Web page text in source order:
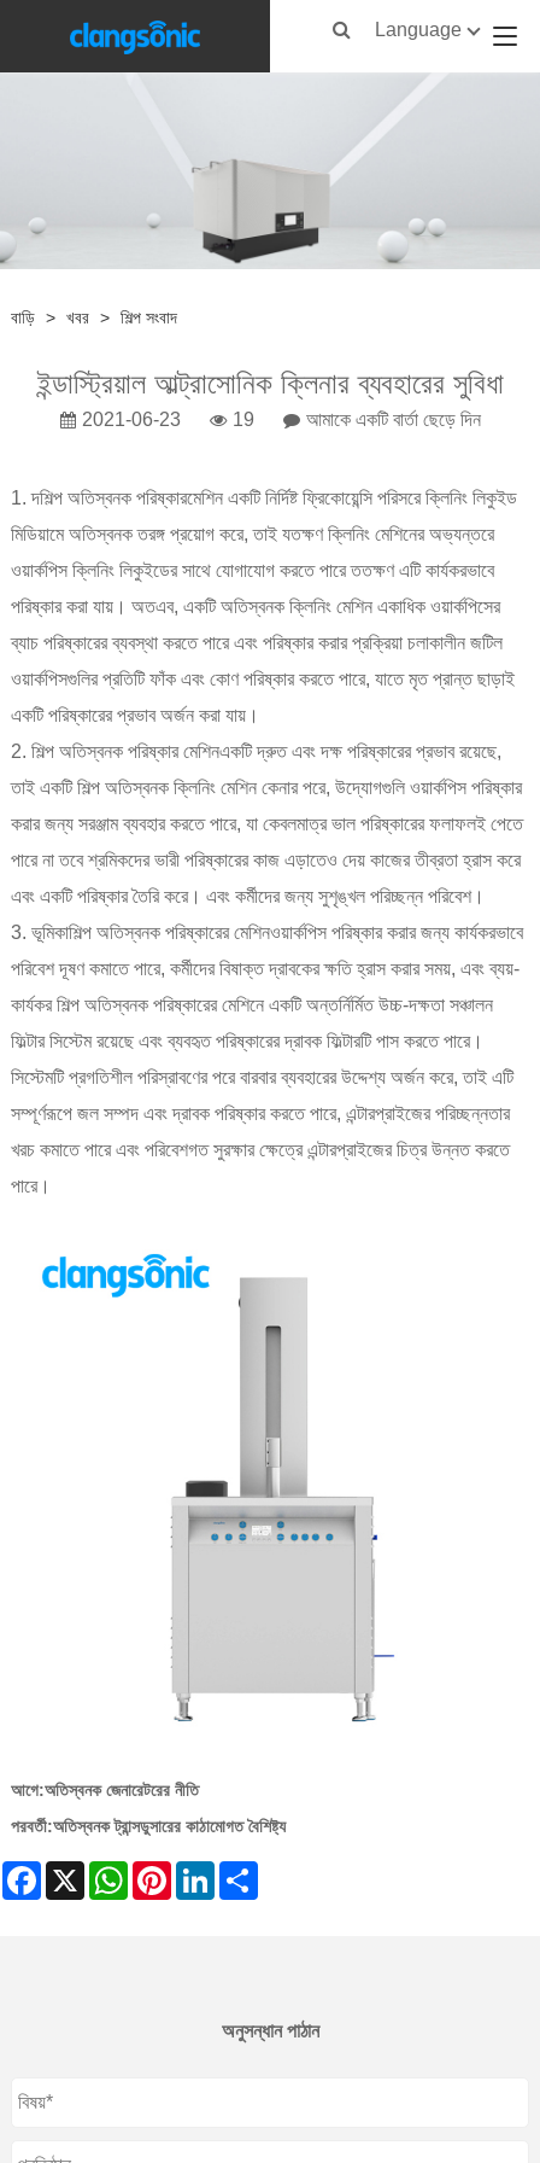
Language
বাড়ি > খবর > শিল্প সংবাদ
ইন্ডাস্ট্রিয়াল আল্ট্রাসোনিক ক্লিনার ব্যবহারের সুবিধা
2021-06-23 19 আমাকে একটি বার্তা ছেড়ে দিন
1. দশিল্প অতিস্বনক পরিষ্কারমেশিন একটি নির্দিষ্ট ফ্রিকোয়েন্সি পরিসরে ক্লিনিং লিকুইড
মিডিয়ামে অতিস্বনক তরঙ্গ প্রয়োগ করে, তাই যতক্ষণ ক্লিনিং মেশিনের অভ্যন্তরে
ওয়ার্কপিস ক্লিনিং লিকুইডের সাথে যোগাযোগ করতে পারে ততক্ষণ এটি কার্যকরভাবে
পরিষ্কার করা যায়। অতএব, একটি অতিস্বনক ক্লিনিং মেশিন একাধিক ওয়ার্কপিসের
ব্যাচ পরিষ্কারের ব্যবস্থা করতে পারে এবং পরিষ্কার করার প্রক্রিয়া চলাকালীন জটিল
ওয়ার্কপিসগুলির প্রতিটি ফাঁক এবং কোণ পরিষ্কার করতে পারে, যাতে মৃত প্রান্ত ছাড়াই
একটি পরিষ্কারের প্রভাব অর্জন করা যায়।
2. শিল্প অতিস্বনক পরিষ্কার মেশিনএকটি দ্রুত এবং দক্ষ পরিষ্কারের প্রভাব রয়েছে,
তাই একটি শিল্প অতিস্বনক ক্লিনিং মেশিন কেনার পরে, উদ্যোগগুলি ওয়ার্কপিস পরিষ্কার
করার জন্য সরঞ্জাম ব্যবহার করতে পারে, যা কেবলমাত্র ভাল পরিষ্কারের ফলাফলই পেতে
পারে না তবে শ্রমিকদের ভারী পরিষ্কারের কাজ এড়াতেও দেয় কাজের তীব্রতা হ্রাস করে
এবং একটি পরিষ্কার তৈরি করে। এবং কর্মীদের জন্য সুশৃঙ্খল পরিচ্ছন্ন পরিবেশ।
3. ভূমিকাশিল্প অতিস্বনক পরিষ্কারের মেশিনওয়ার্কপিস পরিষ্কার করার জন্য কার্যকরভাবে
পরিবেশ দূষণ কমাতে পারে, কর্মীদের বিষাক্ত দ্রাবকের ক্ষতি হ্রাস করার সময়, এবং ব্যয়-
কার্যকর শিল্প অতিস্বনক পরিষ্কারের মেশিনে একটি অন্তর্নির্মিত উচ্চ-দক্ষতা সঞ্চালন
ফিল্টার সিস্টেম রয়েছে এবং ব্যবহৃত পরিষ্কারের দ্রাবক ফিল্টারটি পাস করতে পারে।
সিস্টেমটি প্রগতিশীল পরিস্রাবণের পরে বারবার ব্যবহারের উদ্দেশ্য অর্জন করে, তাই এটি
সম্পূর্ণরূপে জল সম্পদ এবং দ্রাবক পরিষ্কার করতে পারে, এন্টারপ্রাইজের পরিচ্ছন্নতার
খরচ কমাতে পারে এবং পরিবেশগত সুরক্ষার ক্ষেত্রে এন্টারপ্রাইজের চিত্র উন্নত করতে
পারে।
আগে:অতিস্বনক জেনারেটরের নীতি
পরবর্তী:অতিস্বনক ট্রান্সডুসারের কাঠামোগত বৈশিষ্ট্য
Facebook
X WhatsAppPinterestLinkedIn
অনুসন্ধান পাঠান